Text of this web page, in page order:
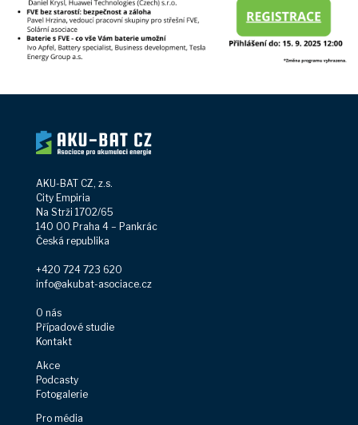
AKU-BAT CZ, z.s.
City Empiria
Na Strži 1702/65
140 00 Praha 4 – Pankrác
Česká republika
+420 724 723 620
info@akubat-asociace.cz
O nás
Případové studie
Kontakt
Akce
Podcasty
Fotogalerie
Pro média